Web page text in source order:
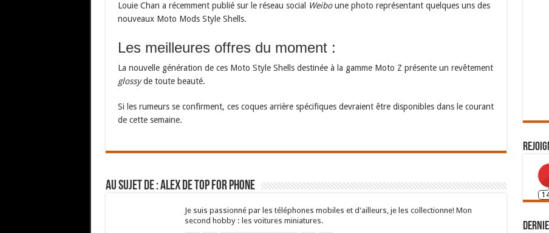
Louie Chan a récemment publié sur le réseau social Weiboune photo représentant quelques uns des
nouveaux Moto Mods Style Shells.
Les meilleures offres du moment :
La nouvelle génération de ces Moto Style Shells destinée à la gamme Moto Z présente un revêtement
glossyde toute beauté.
Si les rumeurs se confirment, ces coques arrière spécifiques devraient être disponibles dans le courant
de cette semaine.
Au sujet de : Alex de Top For Phone
Je suis passionné par les téléphones mobiles et d'ailleurs, je les collectionne! Mon
second hobby : les voitures miniatures.